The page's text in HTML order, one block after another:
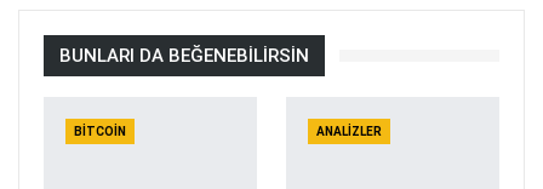
BUNLARI DA BEĞENEBILIRSIN
BITCOIN ANALIZLER